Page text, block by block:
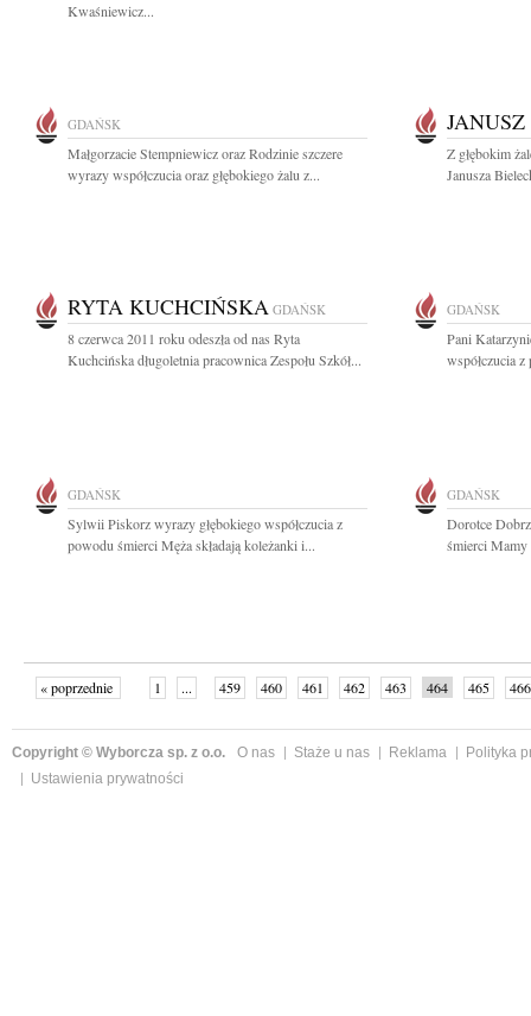
Kwaśniewicz...
GDAŃSK
Małgorzacie Stempniewicz oraz Rodzinie szczere
wyrazy współczucia oraz głębokiego żalu z...
Z głębokim
Janusza
RYTA KUCHCIŃSKA GDAŃSK
8 czerwca 2011 roku odeszła od nas Ryta
Kuchcińska długoletnia pracownica Zespołu Szkół...
GDAŃSK
Pani
współczucia
GDAŃSK
Sylwii Piskorz wyrazy głębokiego współczucia z
powodu śmierci Męża składają koleżanki i...
GDAŃSK
Dorotce
śmierci Mamy
« poprzednie 1 ... 459 460 461 462 463 464 465
466
Copyright © Wyborcza sp. z o.o. O nas Staże u nas Reklama
Polityka
Ustawienia prywatności